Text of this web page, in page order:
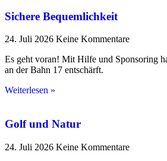
Sichere Bequemlichkeit
24. Juli 2026 Keine Kommentare
Es geht voran! Mit Hilfe und Sponsoring
an der Bahn 17 entschärft.
Weiterlesen »
Golf und Natur
24. Juli 2026 Keine Kommentare